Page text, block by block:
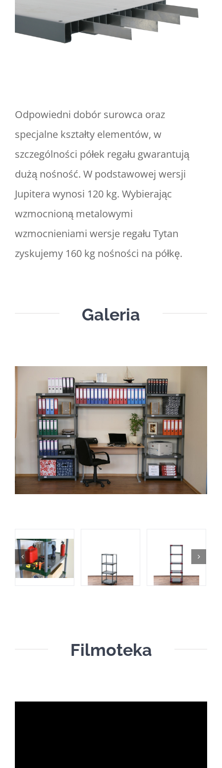
Odpowiedni dobór surowca oraz
specjalne kształty elementów, w
szczególności półek regału gwarantują
dużą nośność. W podstawowej wersji
Jupitera wynosi 120 kg. Wybierając
wzmocnioną metalowymi
wzmocnieniami wersje regału Tytan
zyskujemy 160 kg nośności na półkę.
Galeria
Filmoteka